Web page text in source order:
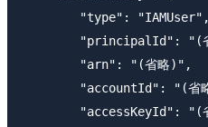
        "type": "IAMUser",
"principalId": "(
        "arn": "(省略)",
"accountId": "(省
"accessKeyId": "(